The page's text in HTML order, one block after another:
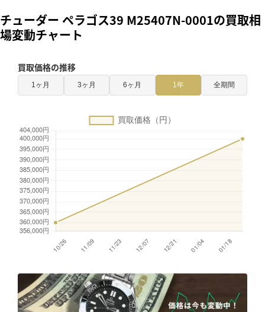
チューダー ペラゴス39 M25407N-0001の買取相
場変動チャート
買取価格の推移
1ヶ月 3ヶ月 6ヶ月 1年 全期間